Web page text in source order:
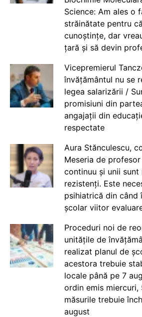
Science: Am ales o
străinătate pentru
cunoștințe, dar
țară și să devin
Vicepremierul
învățământul nu se
legea salarizării /
promisiuni din
angajații din
respectate
Aura Stănculescu,
Meseria de
continuu și unii sunt
rezistenți. Este
psihiatrică din când
școlar viitor
Proceduri noi de
unitățile de
realizat planul de
acestora trebuie
locale până pe 7
ordin emis miercuri,
măsurile trebuie
august